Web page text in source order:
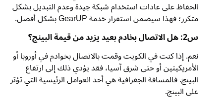
الحفاظ على عادات استخدام شبكة جيدة وعدم التبديل بشكل
متكرر؛ فهذا سيضمن استقرار خدمة GearUP بشكل أفضل.
س2: هل الاتصال بخادم بعيد يزيد من قيمة البينج؟
نعم. إذا كنت في الكويت وقمت بالاتصال بخوادم في أوروبا أو
الأمريكيتين أو حتى شرق آسيا، فقد يؤدي ذلك إلى ارتفاع
البينج. فالمسافة الجغرافية هي أحد العوامل الرئيسية التي تؤثر
على البينج.